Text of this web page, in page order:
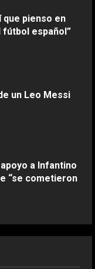
que pienso en
fútbol español”
un Leo Messi
a Infantino
“se cometieron